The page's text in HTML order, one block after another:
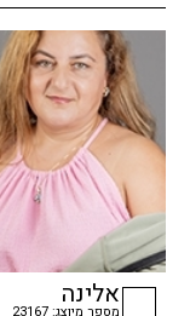
checkbox
אלינה
מספר מיוצג: 23167